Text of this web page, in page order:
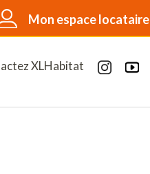
Mon espace locataire
XLHabitat